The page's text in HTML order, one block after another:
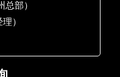
部）
）